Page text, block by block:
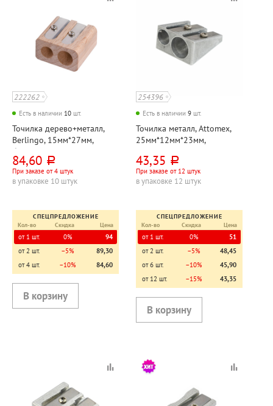
222262
Есть в наличии 10 шт.
Точилка дерево+металл,
Berlingo, 15мм*27мм,
бежевая, 2 отверстия
84,60 руб.
При заказе от 4 штук
в упаковке 10 штук
СПЕЦПРЕДЛОЖЕНИЕ
Кол-во
Скидка Цена
от 1 шт. 0%
94
от 2 шт.
−5%
89,30
от 4 шт.
−10% 84,60
254396
Есть в наличии 9 шт.
Точилка металл, Attomex,
25мм*12мм*23мм,
43,35 руб.
При заказе от 12 штук
в упаковке 12 штук
СПЕЦПРЕДЛОЖЕНИЕ
Кол-во
Скидка Цена
от 1 шт. 0%
51
от 2 шт.
−5%
48,45
от 6 шт.
−10%
45,90
от 12 шт.
−15% 43,35